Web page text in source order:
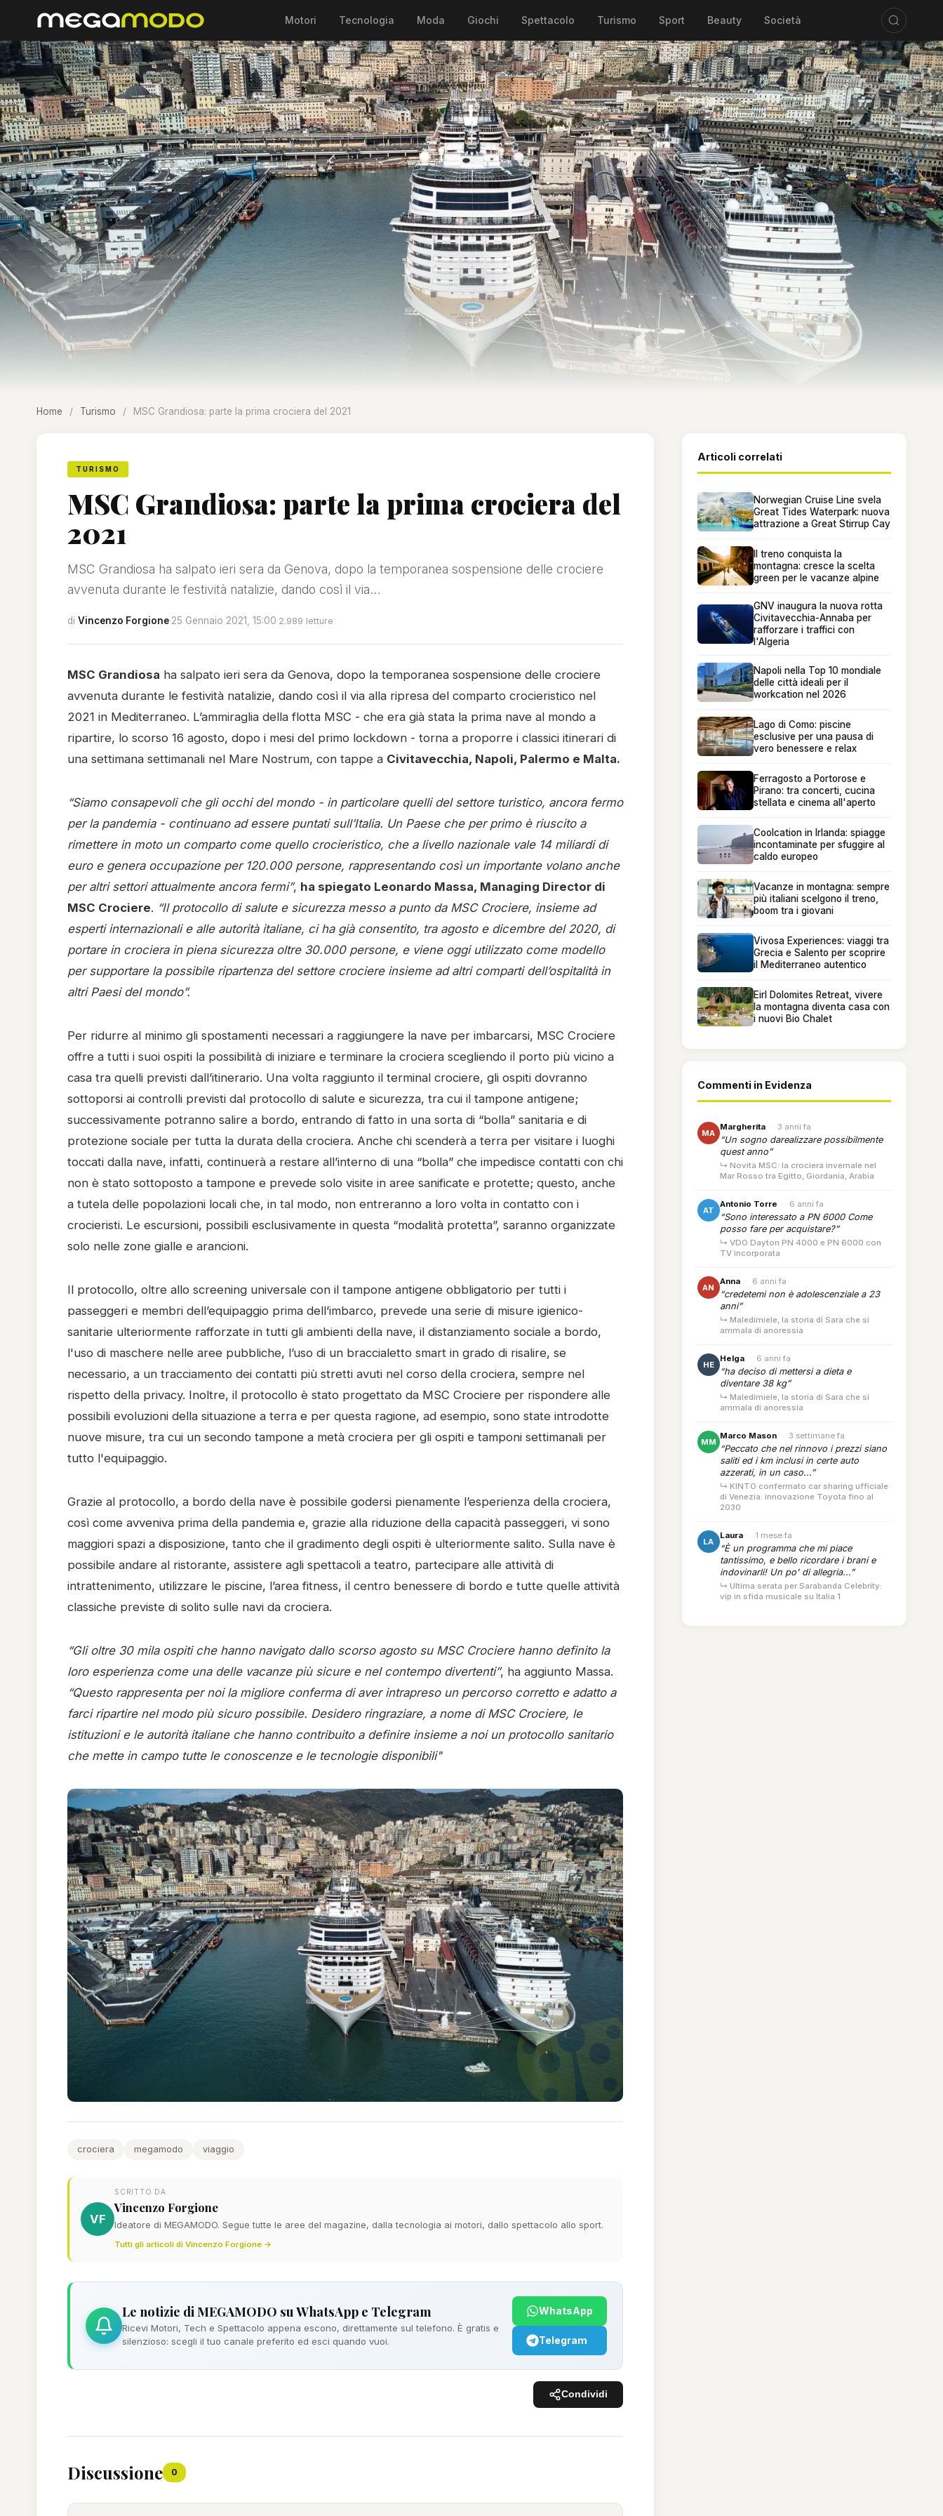
Motori Tecnologia Moda Giochi Spettacolo Turismo Sport Beauty Società
Home / Turismo / MSC Grandiosa: parte la prima crociera del 2021
TURISMO
MSC Grandiosa: parte la prima crociera del
2021
MSC Grandiosa ha salpato ieri sera da Genova, dopo la temporanea sospensione delle crociere
avvenuta durante le festività natalizie, dando così il via...
di Vincenzo Forgione·25 Gennaio 2021, 15:00·2.989 letture
MSC Grandiosa ha salpato ieri sera da Genova, dopo la temporanea sospensione delle crociere
avvenuta durante le festività natalizie, dando così il via alla ripresa del comparto crocieristico nel
2021 in Mediterraneo. L’ammiraglia della flotta MSC - che era già stata la prima nave al mondo a
ripartire, lo scorso 16 agosto, dopo i mesi del primo lockdown - torna a proporre i classici itinerari di
una settimana settimanali nel Mare Nostrum, con tappe a Civitavecchia, Napoli, Palermo e Malta.
“Siamo consapevoli che gli occhi del mondo - in particolare quelli del settore turistico, ancora fermo
per la pandemia - continuano ad essere puntati sull’Italia. Un Paese che per primo è riuscito a
rimettere in moto un comparto come quello crocieristico, che a livello nazionale vale 14 miliardi di
euro e genera occupazione per 120.000 persone, rappresentando così un importante volano anche
per altri settori attualmente ancora fermi”, ha spiegato Leonardo Massa, Managing Director di
MSC Crociere. “Il protocollo di salute e sicurezza messo a punto da MSC Crociere, insieme ad
esperti internazionali e alle autorità italiane, ci ha già consentito, tra agosto e dicembre del 2020, di
portare in crociera in piena sicurezza oltre 30.000 persone, e viene oggi utilizzato come modello
per supportare la possibile ripartenza del settore crociere insieme ad altri comparti dell’ospitalità in
altri Paesi del mondo”.
Per ridurre al minimo gli spostamenti necessari a raggiungere la nave per imbarcarsi, MSC Crociere
offre a tutti i suoi ospiti la possibilità di iniziare e terminare la crociera scegliendo il porto più vicino a
casa tra quelli previsti dall’itinerario. Una volta raggiunto il terminal crociere, gli ospiti dovranno
sottoporsi ai controlli previsti dal protocollo di salute e sicurezza, tra cui il tampone antigene;
successivamente potranno salire a bordo, entrando di fatto in una sorta di “bolla” sanitaria e di
protezione sociale per tutta la durata della crociera. Anche chi scenderà a terra per visitare i luoghi
toccati dalla nave, infatti, continuerà a restare all’interno di una “bolla” che impedisce contatti con chi
non è stato sottoposto a tampone e prevede solo visite in aree sanificate e protette; questo, anche
a tutela delle popolazioni locali che, in tal modo, non entreranno a loro volta in contatto con i
crocieristi. Le escursioni, possibili esclusivamente in questa “modalità protetta”, saranno organizzate
solo nelle zone gialle e arancioni.
Il protocollo, oltre allo screening universale con il tampone antigene obbligatorio per tutti i
passeggeri e membri dell’equipaggio prima dell’imbarco, prevede una serie di misure igienico-
sanitarie ulteriormente rafforzate in tutti gli ambienti della nave, il distanziamento sociale a bordo,
l'uso di maschere nelle aree pubbliche, l’uso di un braccialetto smart in grado di risalire, se
necessario, a un tracciamento dei contatti più stretti avuti nel corso della crociera, sempre nel
rispetto della privacy. Inoltre, il protocollo è stato progettato da MSC Crociere per rispondere alle
possibili evoluzioni della situazione a terra e per questa ragione, ad esempio, sono state introdotte
nuove misure, tra cui un secondo tampone a metà crociera per gli ospiti e tamponi settimanali per
tutto l'equipaggio.
Grazie al protocollo, a bordo della nave è possibile godersi pienamente l’esperienza della crociera,
così come avveniva prima della pandemia e, grazie alla riduzione della capacità passeggeri, vi sono
maggiori spazi a disposizione, tanto che il gradimento degli ospiti è ulteriormente salito. Sulla nave è
possibile andare al ristorante, assistere agli spettacoli a teatro, partecipare alle attività di
intrattenimento, utilizzare le piscine, l’area fitness, il centro benessere di bordo e tutte quelle attività
classiche previste di solito sulle navi da crociera.
“Gli oltre 30 mila ospiti che hanno navigato dallo scorso agosto su MSC Crociere hanno definito la
loro esperienza come una delle vacanze più sicure e nel contempo divertenti”, ha aggiunto Massa.
“Questo rappresenta per noi la migliore conferma di aver intrapreso un percorso corretto e adatto a
farci ripartire nel modo più sicuro possibile. Desidero ringraziare, a nome di MSC Crociere, le
istituzioni e le autorità italiane che hanno contribuito a definire insieme a noi un protocollo sanitario
che mette in campo tutte le conoscenze e le tecnologie disponibili"
crociera megamodo viaggio
VF
SCRITTO DA
Vincenzo Forgione
Ideatore di MEGAMODO. Segue tutte le aree del magazine, dalla tecnologia ai motori, dallo spettacolo allo sport.
Tutti gli articoli di Vincenzo Forgione →
Le notizie di MEGAMODO su WhatsApp e Telegram
Ricevi Motori, Tech e Spettacolo appena escono, direttamente sul telefono. È gratis e
silenzioso: scegli il tuo canale preferito ed esci quando vuoi.
WhatsApp
Telegram
Condividi
Discussione 0
Articoli correlati
Norwegian Cruise Line svela
Great Tides Waterpark: nuova
attrazione a Great Stirrup Cay
Il treno conquista la
montagna: cresce la scelta
green per le vacanze alpine
GNV inaugura la nuova rotta
Civitavecchia-Annaba per
rafforzare i traffici con
l'Algeria
Napoli nella Top 10 mondiale
delle città ideali per il
workcation nel 2026
Lago di Como: piscine
esclusive per una pausa di
vero benessere e relax
Ferragosto a Portorose e
Pirano: tra concerti, cucina
stellata e cinema all'aperto
Coolcation in Irlanda: spiagge
incontaminate per sfuggire al
caldo europeo
Vacanze in montagna: sempre
più italiani scelgono il treno,
boom tra i giovani
Vivosa Experiences: viaggi tra
Grecia e Salento per scoprire
il Mediterraneo autentico
Eirl Dolomites Retreat, vivere
la montagna diventa casa con
i nuovi Bio Chalet
Commenti in Evidenza
MA
Margherita · 3 anni fa
“Un sogno darealizzare possibilmente
quest anno”
↳ Novità MSC: la crociera invernale nel
Mar Rosso tra Egitto, Giordania, Arabia
AT
Antonio Torre · 6 anni fa
“Sono interessato a PN 6000 Come
posso fare per acquistare?”
↳ VDO Dayton PN 4000 e PN 6000 con
TV incorporata
AN
Anna · 6 anni fa
“credetemi non è adolescenziale a 23
anni”
↳ Maledimiele, la storia di Sara che si
ammala di anoressia
HE
Helga · 6 anni fa
“ha deciso di mettersi a dieta e
diventare 38 kg”
↳ Maledimiele, la storia di Sara che si
ammala di anoressia
MM
Marco Mason · 3 settimane fa
“Peccato che nel rinnovo i prezzi siano
saliti ed i km inclusi in certe auto
azzerati, in un caso...”
↳ KINTO confermato car sharing ufficiale
di Venezia: innovazione Toyota fino al
2030
LA
Laura · 1 mese fa
“È un programma che mi piace
tantissimo, e bello ricordare i brani e
indovinarli! Un po' di allegria...”
↳ Ultima serata per Sarabanda Celebrity:
vip in sfida musicale su Italia 1